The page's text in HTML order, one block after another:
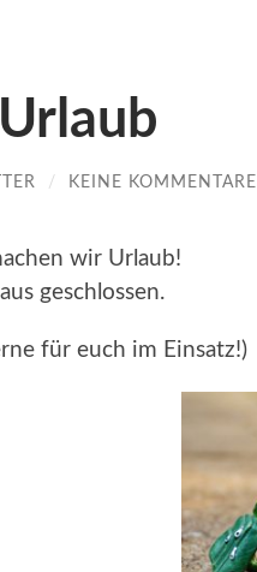
/ KEINE KOMMENTARE
wir Urlaub!
geschlossen.
für euch im Einsatz!)